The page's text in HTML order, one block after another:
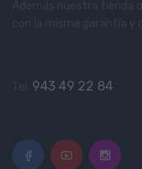
943 49 22 84